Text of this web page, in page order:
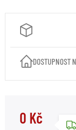
DOSTUPNOST
0 Kč